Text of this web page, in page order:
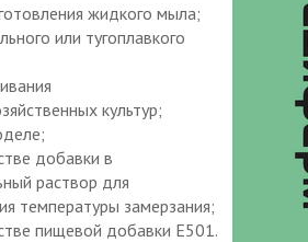
жидкого мыла;
или тугоплавкого
культур;
добавки в
раствор для
температуры замерзания;
пищевой добавки E501.